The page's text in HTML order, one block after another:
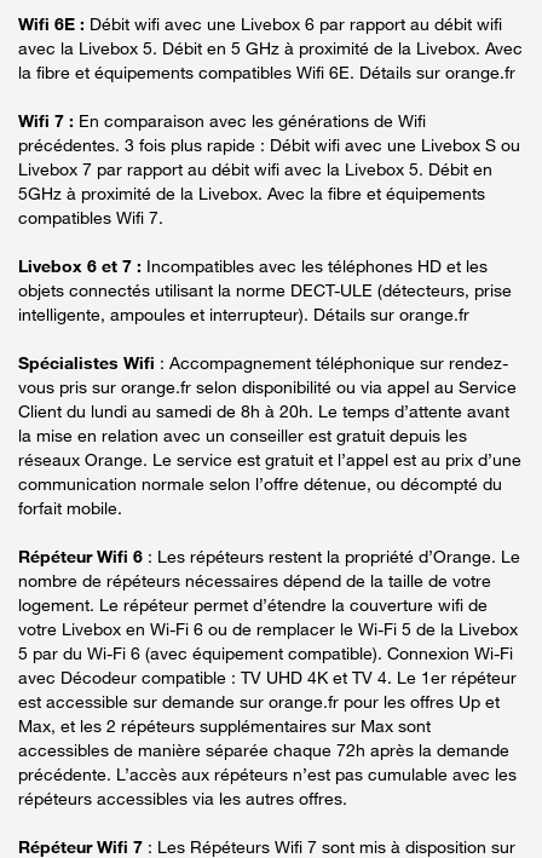
Wifi 6E : Débit wifi avec une Livebox 6 par rapport au débit wifi
avec la Livebox 5. Débit en 5 GHz à proximité de la Livebox. Avec
la fibre et équipements compatibles Wifi 6E. Détails sur orange.fr
Wifi 7 : En comparaison avec les générations de Wifi
précédentes. 3 fois plus rapide : Débit wifi avec une Livebox S ou
Livebox 7 par rapport au débit wifi avec la Livebox 5. Débit en
5GHz à proximité de la Livebox. Avec la fibre et équipements
compatibles Wifi 7.
Livebox 6 et 7 : Incompatibles avec les téléphones HD et les
objets connectés utilisant la norme DECT-ULE (détecteurs, prise
intelligente, ampoules et interrupteur). Détails sur orange.fr
Spécialistes Wifi : Accompagnement téléphonique sur rendez-
vous pris sur orange.fr selon disponibilité ou via appel au Service
Client du lundi au samedi de 8h à 20h. Le temps d’attente avant
la mise en relation avec un conseiller est gratuit depuis les
réseaux Orange. Le service est gratuit et l’appel est au prix d’une
communication normale selon l’offre détenue, ou décompté du
forfait mobile.
Répéteur Wifi 6 : Les répéteurs restent la propriété d’Orange. Le
nombre de répéteurs nécessaires dépend de la taille de votre
logement. Le répéteur permet d’étendre la couverture wifi de
votre Livebox en Wi-Fi 6 ou de remplacer le Wi-Fi 5 de la Livebox
5 par du Wi-Fi 6 (avec équipement compatible). Connexion Wi-Fi
avec Décodeur compatible : TV UHD 4K et TV 4. Le 1er répéteur
est accessible sur demande sur orange.fr pour les offres Up et
Max, et les 2 répéteurs supplémentaires sur Max sont
accessibles de manière séparée chaque 72h après la demande
précédente. L’accès aux répéteurs n’est pas cumulable avec les
répéteurs accessibles via les autres offres.
Répéteur Wifi 7 : Les Répéteurs Wifi 7 sont mis à disposition sur